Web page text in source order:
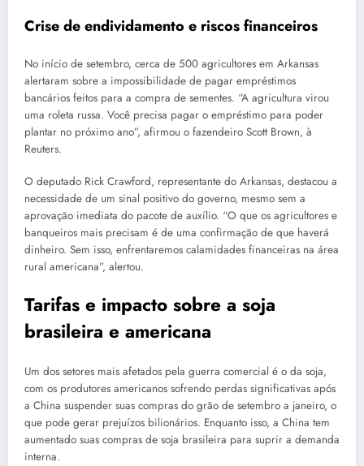
Crise de endividamento e riscos financeiros
No início de setembro, cerca de 500 agricultores em Arkansas
alertaram sobre a impossibilidade de pagar empréstimos
bancários feitos para a compra de sementes. “A agricultura virou
uma roleta russa. Você precisa pagar o empréstimo para poder
plantar no próximo ano”, afirmou o fazendeiro Scott Brown, à
Reuters.
O deputado Rick Crawford, representante do Arkansas, destacou a
necessidade de um sinal positivo do governo, mesmo sem a
aprovação imediata do pacote de auxílio. “O que os agricultores e
banqueiros mais precisam é de uma confirmação de que haverá
dinheiro. Sem isso, enfrentaremos calamidades financeiras na área
rural americana”, alertou.
Tarifas e impacto sobre a soja
brasileira e americana
Um dos setores mais afetados pela guerra comercial é o da soja,
com os produtores americanos sofrendo perdas significativas após
a China suspender suas compras do grão de setembro a janeiro, o
que pode gerar prejuízos bilionários. Enquanto isso, a China tem
aumentado suas compras de soja brasileira para suprir a demanda
interna.